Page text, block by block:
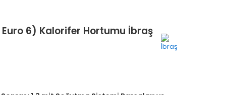
Euro 6) Kalorifer Hortumu İbraş